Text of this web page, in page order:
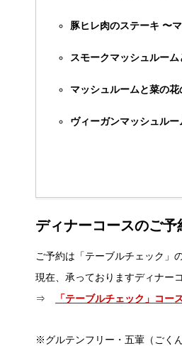
豚ヒレ肉のステーキ 〜
スモークマッシュルー
マッシュルームと菜の
ヴィーガンマッシュル
ディナーコースのご予
ご予約は「テーブルチェック」
現在、承っておりますディナー
⇒
「テーブルチェック」コー
※グルテンフリー・五葷（ごく